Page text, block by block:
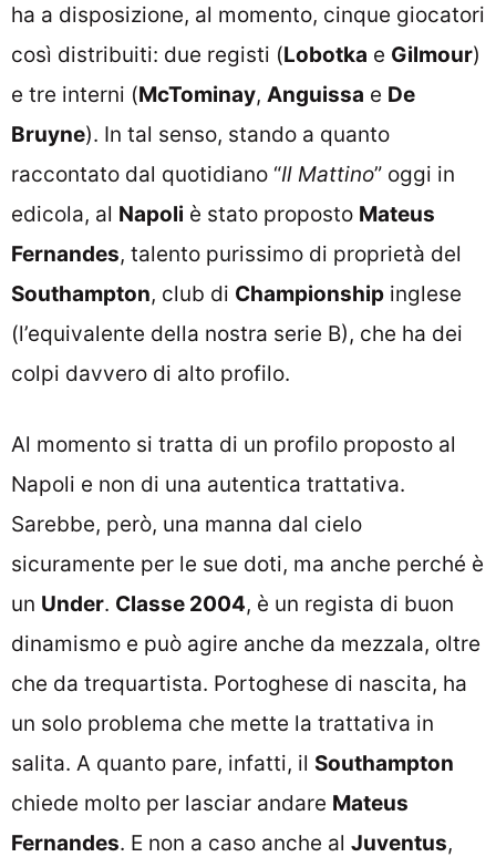
ha a disposizione, al momento, cinque giocatori
così distribuiti: due registi (Lobotka e Gilmour)
e tre interni (McTominay, Anguissa e De
Bruyne). In tal senso, stando a quanto
raccontato dal quotidiano “Il Mattino” oggi in
edicola, al Napoli è stato proposto Mateus
Fernandes, talento purissimo di proprietà del
Southampton, club di Championship inglese
(l’equivalente della nostra serie B), che ha dei
colpi davvero di alto profilo.
Al momento si tratta di un profilo proposto al
Napoli e non di una autentica trattativa.
Sarebbe, però, una manna dal cielo
sicuramente per le sue doti, ma anche perché è
un Under. Classe 2004, è un regista di buon
dinamismo e può agire anche da mezzala, oltre
che da trequartista. Portoghese di nascita, ha
un solo problema che mette la trattativa in
salita. A quanto pare, infatti, il Southampton
chiede molto per lasciar andare Mateus
Fernandes. E non a caso anche al Juventus,